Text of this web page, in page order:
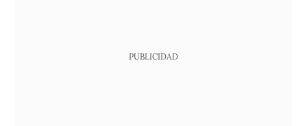
PUBLICIDAD